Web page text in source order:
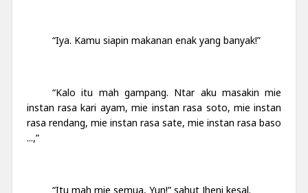
“Iya. Kamu siapin makanan enak yang banyak!”
“Kalo itu mah gampang. Ntar aku masakin mie
instan rasa kari ayam, mie instan rasa soto, mie instan
rasa rendang, mie instan rasa sate, mie instan rasa baso
...,”
“Itu mah mie semua, Yun!” sahut Jheni kesal.